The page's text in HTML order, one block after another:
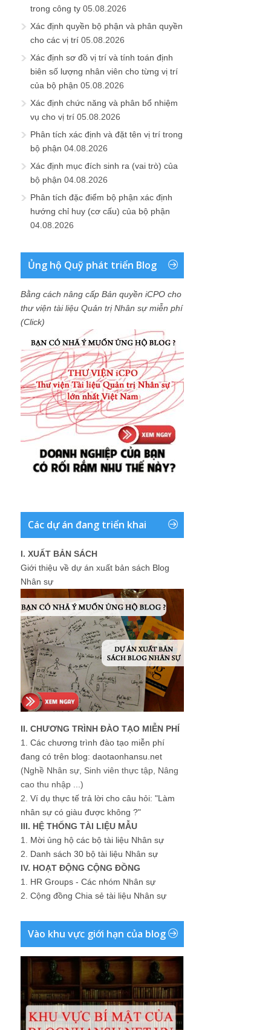
trong công ty 05.08.2026
Xác định quyền bộ phận và phân quyền
cho các vị trí 05.08.2026
Xác định sơ đồ vị trí và tính toán định
biên số lượng nhân viên cho từng vị trí
của bộ phận 05.08.2026
Xác định chức năng và phân bổ nhiệm
vụ cho vị trí 05.08.2026
Phân tích xác định và đặt tên vị trí trong
bộ phận 04.08.2026
Xác định mục đích sinh ra (vai trò) của
bộ phận 04.08.2026
Phân tích đặc điểm bộ phận xác định
hướng chỉ huy (cơ cấu) của bộ phận
04.08.2026
Ủng hộ Quỹ phát triển Blog
Bằng cách nâng cấp Bản quyền iCPO cho
thư viện tài liệu Quản trị Nhân sự miễn phí
(Click)
Các dự án đang triển khai
I. XUẤT BẢN SÁCH
Giới thiệu về dự án xuất bản sách Blog
Nhân sự
II. CHƯƠNG TRÌNH ĐÀO TẠO MIỄN PHÍ
1. Các chương trình đào tạo miễn phí
đang có trên blog: daotaonhansu.net
(Nghề Nhân sự, Sinh viên thực tập, Nâng
cao thu nhập ...)
2. Ví dụ thực tế trả lời cho câu hỏi: "Làm
nhân sự có giàu được không ?"
III. HỆ THỐNG TÀI LIỆU MẪU
1. Mời ủng hộ các bộ tài liệu Nhân sự
2. Danh sách 30 bộ tài liệu Nhân sự
IV. HOẠT ĐỘNG CỘNG ĐỒNG
1. HR Groups - Các nhóm Nhân sự
2. Cộng đồng Chia sẻ tài liệu Nhân sự
Vào khu vực giới hạn của blog